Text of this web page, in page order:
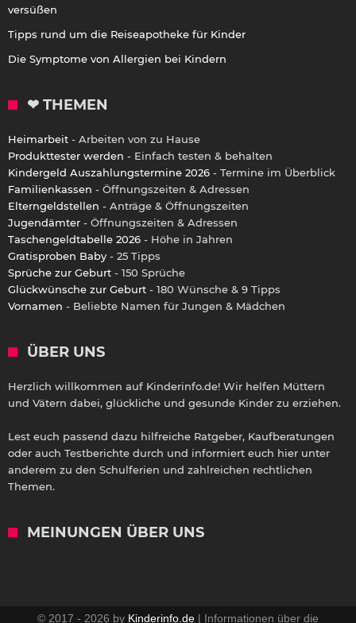
versüßen
Tipps rund um die Reiseapotheke für Kinder
Die Symptome von Allergien bei Kindern
❤ THEMEN
Heimarbeit - Arbeiten von zu Hause
Produkttester werden - Einfach testen & behalten
Kindergeld Auszahlungstermine 2026 - Termine im Überblick
Familienkassen - Öffnungszeiten & Adressen
Elterngeldstellen - Anträge & Öffnungszeiten
Jugendämter - Öffnungszeiten & Adressen
Taschengeldtabelle 2026 - Höhe in Jahren
Gratisproben Baby - 25 Tipps
Sprüche zur Geburt - 150 Sprüche
Glückwünsche zur Geburt - 180 Wünsche & 9 Tipps
Vornamen - Beliebte Namen für Jungen & Mädchen
ÜBER UNS
Herzlich willkommen auf Kinderinfo.de! Wir helfen Müttern
und Vätern dabei, glückliche und gesunde Kinder zu erziehen.
Lest euch passend dazu hilfreiche Ratgeber, Kaufberatungen
oder auch Testberichte durch und informiert euch hier unter
anderem zu den Schulferien und zahlreichen rechtlichen
Themen.
MEINUNGEN ÜBER UNS
© 2017 - 2026 by Kinderinfo.de | Informationen über die